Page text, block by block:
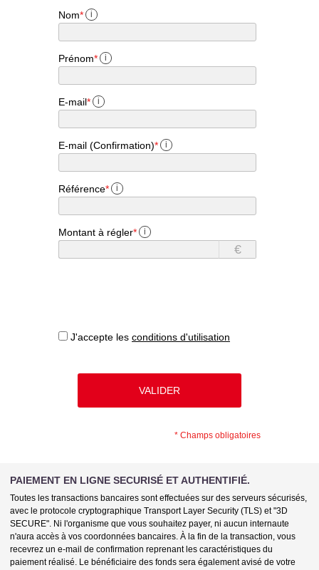
Nom* i
Prénom* i
E-mail* i
E-mail (Confirmation)* i
Référence* i
Montant à régler* i
€
J'accepte les conditions d'utilisation
* Champs obligatoires
PAIEMENT EN LIGNE SECURISÉ ET AUTHENTIFIÉ.
Toutes les transactions bancaires sont effectuées sur des serveurs sécurisés,
avec le protocole cryptographique Transport Layer Security (TLS) et "3D
SECURE". Ni l'organisme que vous souhaitez payer, ni aucun internaute
n'aura accès à vos coordonnées bancaires. À la fin de la transaction, vous
recevrez un e-mail de confirmation reprenant les caractéristiques du
paiement réalisé. Le bénéficiaire des fonds sera également avisé de votre